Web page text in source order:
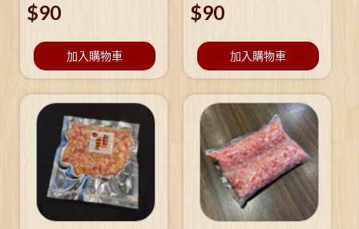
$90
加入購物車
$90
加入購物車